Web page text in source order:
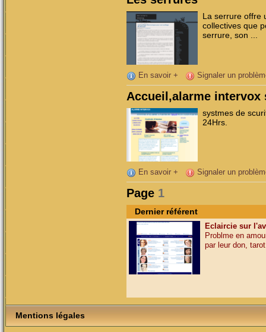
La serrure offre
collectives que
serrure, son ...
En savoir + Signaler un
Accueil,alarme intervox
systmes de
24Hrs.
En savoir + Signaler un
Page 1
Dernier référent
Eclaircie sur
Problme en
par leur don,
Mentions légales